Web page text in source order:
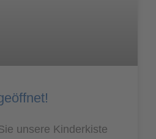
unsere Kinderkiste